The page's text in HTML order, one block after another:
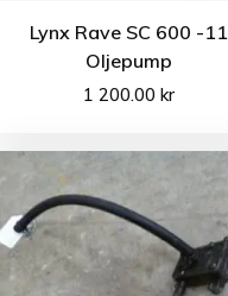
Lynx Rave SC 600 -11
Oljepump
1 200.00 kr